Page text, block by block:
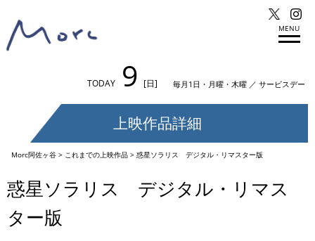
MENU
TODAY 9 [日] 毎月1日・月曜・木曜 ／ サービスデー
上映作品詳細
Morc阿佐ヶ谷> これまでの上映作品> 惑星ソラリス デジタル・リマスター版
惑星ソラリス デジタル・リマス
ター版